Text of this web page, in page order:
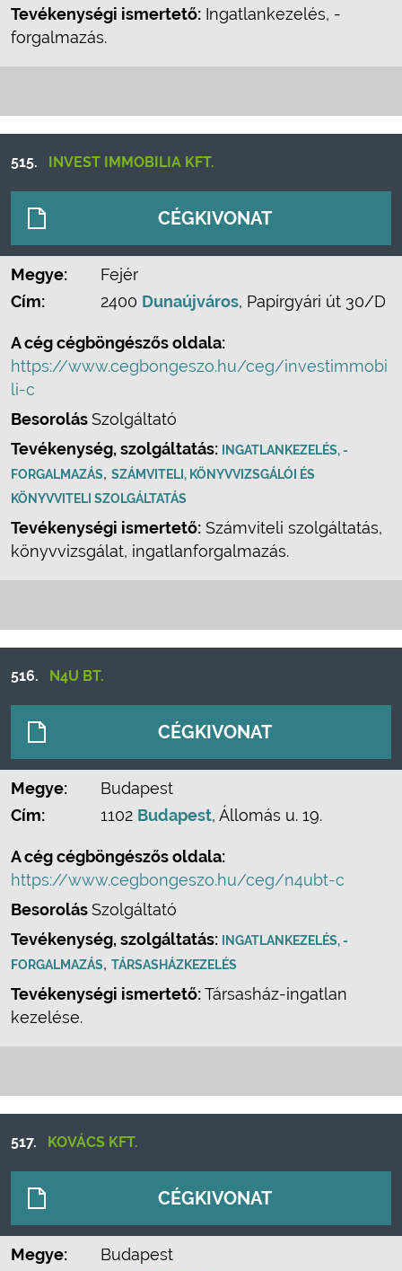
Tevékenységi ismertető: Ingatlankezelés, -
forgalmazás.
515. INVEST IMMOBILIA KFT.
CÉGKIVONAT
Megye:
Fejér
Cím:
2400 Dunaújváros, Papírgyári út 30/D
A cég cégböngészős oldala:
https://www.cegbongeszo.hu/ceg/investimmobi
li-c
BesorolásSzolgáltató
Tevékenység, szolgáltatás:
INGATLANKEZELÉS, -
FORGALMAZÁS, SZÁMVITELI, KÖNYVVIZSGÁLÓI ÉS
KÖNYVVITELI SZOLGÁLTATÁS
Tevékenységi ismertető: Számviteli szolgáltatás,
könyvvizsgálat, ingatlanforgalmazás.
516. N4U BT.
CÉGKIVONAT
Megye:
Budapest
Cím:
1102 Budapest, Állomás u. 19.
A cég cégböngészős oldala:
https://www.cegbongeszo.hu/ceg/n4ubt-c
BesorolásSzolgáltató
Tevékenység, szolgáltatás:
INGATLANKEZELÉS, -
FORGALMAZÁS, TÁRSASHÁZKEZELÉS
Tevékenységi ismertető:Társasház-ingatlan
kezelése.
517. KOVÁCS KFT.
CÉGKIVONAT
Megye:
Budapest